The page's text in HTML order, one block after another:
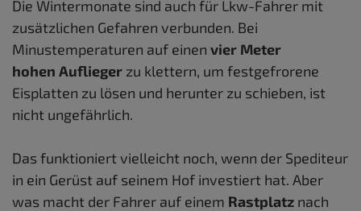
Die Wintermonate sind auch für Lkw-Fahrer mit
zusätzlichen Gefahren verbunden. Bei
Minustemperaturen auf einen vier Meter
hohen Auflieger zu klettern, um festgefrorene
Eisplatten zu lösen und herunter zu schieben, ist
nicht ungefährlich.
Das funktioniert vielleicht noch, wenn der Spediteur
in ein Gerüst auf seinem Hof investiert hat. Aber
was macht der Fahrer auf einem Rastplatz nach